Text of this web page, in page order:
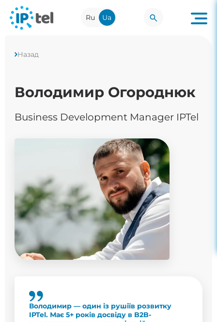
Ru Ua
Назад
Володимир Огороднюк
Business Development Manager IPTel
Володимир — один із рушіїв розвитку
IPTel. Має 5+ років досвіду в B2B-